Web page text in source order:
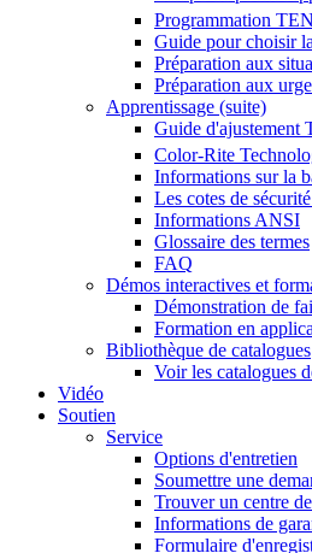
Programmation
Guide pour choisir
Préparation aux
Préparation aux
Apprentissage (suite)
Guide d'ajustement
Color-Rite
Informations sur la
Les cotes de
Informations ANSI
Glossaire des termes
FAQ
Démos interactives et
Démonstration de
Formation en
Bibliothèque de catalogues
Voir les catalogues
Vidéo
Soutien
Service
Options d'entretien
Soumettre une
Trouver un centre
Informations de
Formulaire